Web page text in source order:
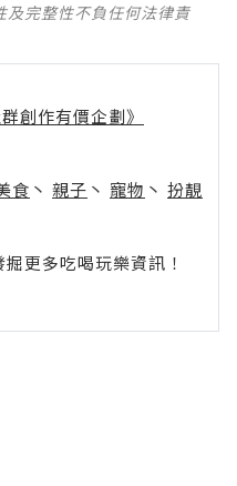
及完整性不負任何法律責
創作有價企劃》
食 丶 親子 丶 寵物 丶 扮靚
更多吃喝玩樂資訊！